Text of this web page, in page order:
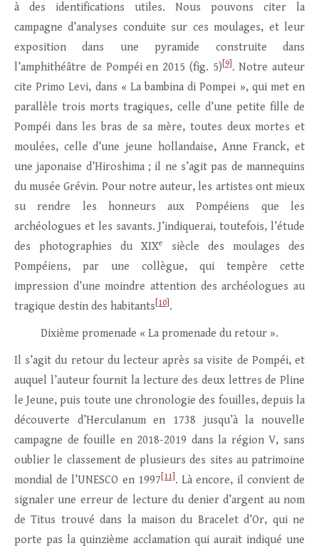
à des identifications utiles. Nous pouvons citer la
campagne d’analyses conduite sur ces moulages, et leur
exposition dans une pyramide construite dans
l’amphithéâtre de Pompéi en 2015 (fig. 5) [9] . Notre auteur
cite Primo Levi, dans « La bambina di Pompei », qui met en
parallèle trois morts tragiques, celle d’une petite fille de
Pompéi dans les bras de sa mère, toutes deux mortes et
moulées, celle d’une jeune hollandaise, Anne Franck, et
une japonaise d’Hiroshima ; il ne s’agit pas de mannequins
du musée Grévin. Pour notre auteur, les artistes ont mieux
su rendre les honneurs aux Pompéiens que les
archéologues et les savants. J’indiquerai, toutefois, l’étude
des photographies du XIXe
siècle des moulages des
Pompéiens, par une collègue, qui tempère cette
impression d’une moindre attention des archéologues au
tragique destin des habitants [10] .
Dixième promenade « La promenade du retour ».
Il s’agit du retour du lecteur après sa visite de Pompéi, et
auquel l’auteur fournit la lecture des deux lettres de Pline
le Jeune, puis toute une chronologie des fouilles, depuis la
découverte d’Herculanum en 1738 jusqu’à la nouvelle
campagne de fouille en 2018-2019 dans la région V, sans
oublier le classement de plusieurs des sites au patrimoine
mondial de l’UNESCO en 1997 [11] . Là encore, il convient de
signaler une erreur de lecture du denier d’argent au nom
de Titus trouvé dans la maison du Bracelet d’Or, qui ne
porte pas la quinzième acclamation qui aurait indiqué une